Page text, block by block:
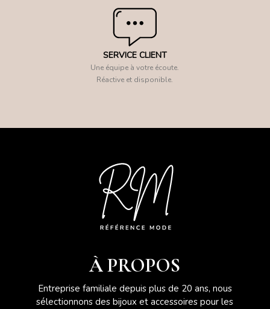
SERVICE CLIENT
Une équipe à votre écoute.
Réactive et disponible.
À PROPOS
Entreprise familiale depuis plus de 20 ans, nous
sélectionnons des bijoux et accessoires pour les